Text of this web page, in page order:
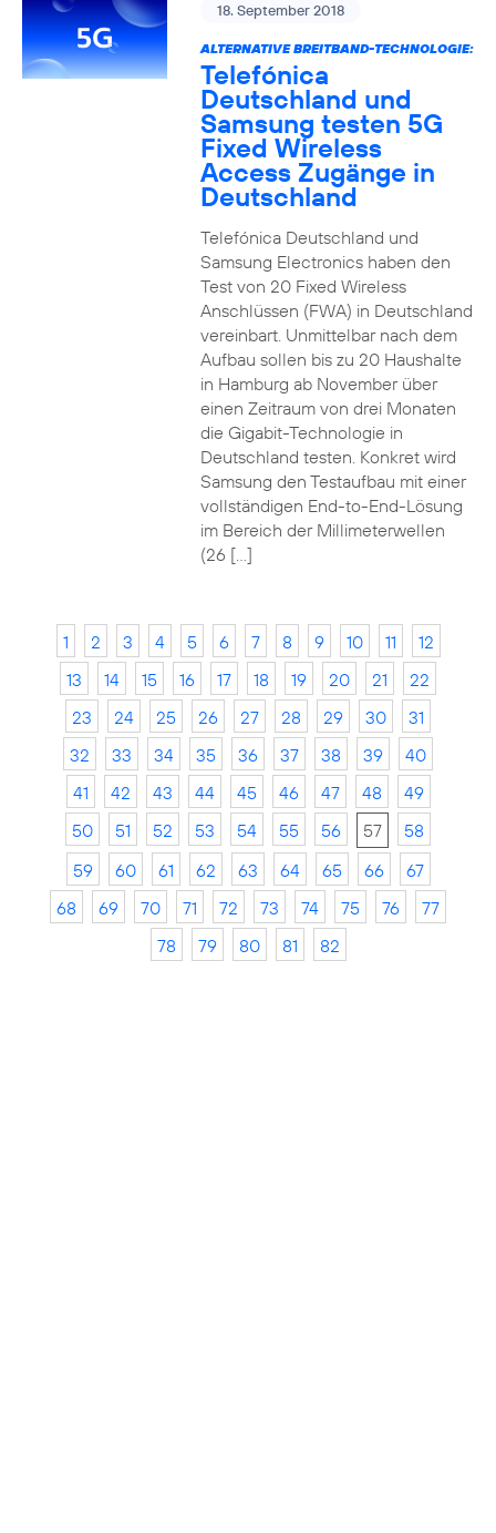
18. September 2018
ALTERNATIVE BREITBAND-TECHNOLOGIE:
Telefónica
Deutschland und
Samsung testen 5G
Fixed Wireless
Access Zugänge in
Deutschland
Telefónica Deutschland und
Samsung Electronics haben den
Test von 20 Fixed Wireless
Anschlüssen (FWA) in Deutschland
vereinbart. Unmittelbar nach dem
Aufbau sollen bis zu 20 Haushalte
in Hamburg ab November über
einen Zeitraum von drei Monaten
die Gigabit-Technologie in
Deutschland testen. Konkret wird
Samsung den Testaufbau mit einer
vollständigen End-to-End-Lösung
im Bereich der Millimeterwellen
(26 […]
1 2 3 4 5 6 7 8 9 10 11
12
13
14 15 16 17 18 19 20 21
22
23
24 25 26 27 28 29 30
31
32
33 34 35 36 37 38 39
40
41
42 43 44 45 46 47 48
49
50
51 52 53 54 55 56 57
58
59
60 61 62 63 64 65 66
67
68
69 70 71 72 73 74 75 76
77
78
79 80 81 82